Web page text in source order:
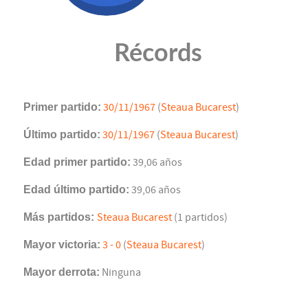
Récords
Primer partido: 30/11/1967 (Steaua Bucarest)
Último partido: 30/11/1967 (Steaua Bucarest)
Edad primer partido: 39,06 años
Edad último partido: 39,06 años
Más partidos: Steaua Bucarest (1 partidos)
Mayor victoria: 3 - 0 (Steaua Bucarest)
Mayor derrota: Ninguna